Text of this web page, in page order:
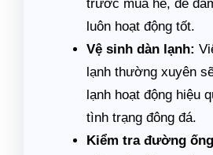
trước mùa hè, để
luôn hoạt động tốt.
Vệ sinh dàn lạnh:
lạnh thường xuyên
lạnh hoạt động hiệu
tình trạng đông đá.
Kiểm tra đường